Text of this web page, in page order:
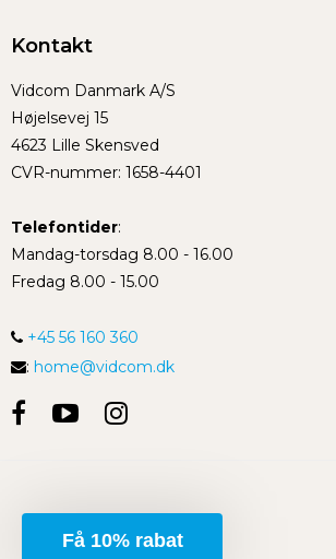
Kontakt
Vidcom Danmark A/S
Højelsevej 15
4623 Lille Skensved
CVR-nummer: 1658-4401
Telefontider:
Mandag-torsdag 8.00 - 16.00
Fredag 8.00 - 15.00
+45 56 160 360
: home@vidcom.dk
Få 10% rabat